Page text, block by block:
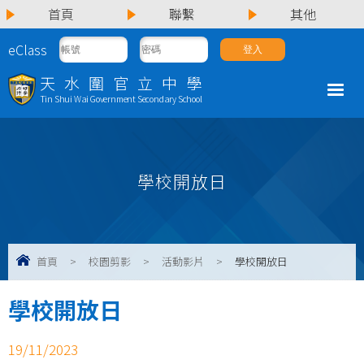
天水圍官立中學
Tin Shui Wai Government Secondary School
首頁 聯繫
其他
eClass
學校開放日
首頁 > 校園剪影 > 活動影片 > 學校開放日
學校開放日
19/11/2023